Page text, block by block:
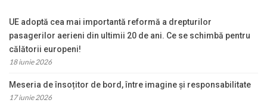
UE adoptă cea mai importantă reformă a drepturilor
pasagerilor aerieni din ultimii 20 de ani. Ce se schimbă pentru
călătorii europeni!
18 iunie 2026
Meseria de însoțitor de bord, între imagine și responsabilitate
17 iunie 2026